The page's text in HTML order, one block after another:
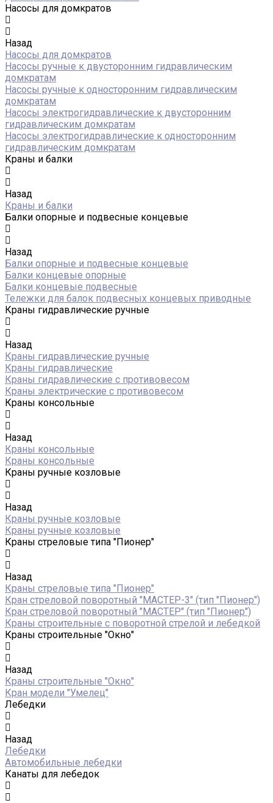
Насосы для домкратов
Назад
Насосы для домкратов
Насосы ручные к двусторонним гидравлическим
домкратам
Насосы ручные к односторонним гидравлическим
домкратам
Насосы электрогидравлические к двусторонним
гидравлическим домкратам
Насосы электрогидравлические к односторонним
гидравлическим домкратам
Краны и балки
Назад
Краны и балки
Балки опорные и подвесные концевые
Назад
Балки опорные и подвесные концевые
Балки концевые опорные
Балки концевые подвесные
Тележки для балок подвесных концевых приводные
Краны гидравлические ручные
Назад
Краны гидравлические ручные
Краны гидравлические
Краны гидравлические с противовесом
Краны электрические с противовесом
Краны консольные
Назад
Краны консольные
Краны консольные
Краны ручные козловые
Назад
Краны ручные козловые
Краны ручные козловые
Краны стреловые типа "Пионер"
Назад
Краны стреловые типа "Пионер"
Кран стреловой поворотный "МАСТЕР-3" (тип "Пионер")
Кран стреловой поворотный "МАСТЕР" (тип "Пионер")
Краны строительные с поворотной стрелой и лебедкой
Краны строительные "Окно"
Назад
Краны строительные "Окно"
Кран модели "Умелец"
Лебедки
Назад
Лебедки
Автомобильные лебедки
Канаты для лебедок